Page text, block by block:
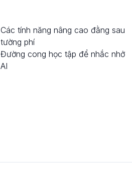
Các tính năng nâng cao đằng sau
tường phí
Đường cong học tập để nhắc nhở
AI